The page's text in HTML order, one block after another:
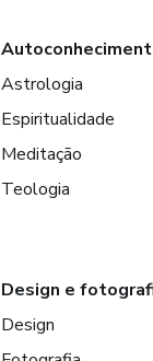
Astrologia
Espiritualidade
Meditação
Teologia
Design e
Design